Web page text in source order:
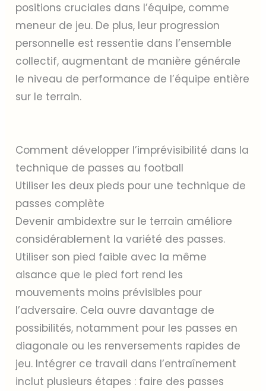
positions cruciales dans l’équipe, comme
meneur de jeu. De plus, leur progression
personnelle est ressentie dans l’ensemble
collectif, augmentant de manière générale
le niveau de performance de l’équipe entière
sur le terrain.
Comment développer l’imprévisibilité dans la
technique de passes au football
Utiliser les deux pieds pour une technique de
passes complète
Devenir ambidextre sur le terrain améliore
considérablement la variété des passes.
Utiliser son pied faible avec la même
aisance que le pied fort rend les
mouvements moins prévisibles pour
l’adversaire. Cela ouvre davantage de
possibilités, notamment pour les passes en
diagonale ou les renversements rapides de
jeu. Intégrer ce travail dans l’entraînement
inclut plusieurs étapes : faire des passes